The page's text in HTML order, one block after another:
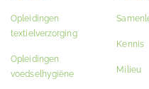
Opleidingen
textielverzorging
Opleidingen
voedselhygiëne
Kennis
Milieu